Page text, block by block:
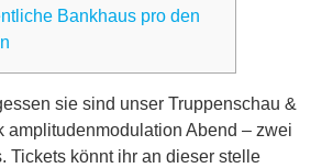
Bankhaus pro den
sie sind unser Truppenschau &
amplitudenmodulation Abend – zwei
️Tickets könnt ihr an dieser stelle